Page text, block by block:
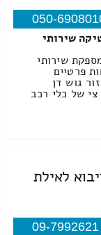
050-
שירותי
שירותי
פרטיים
גוש דן
של כלי רכב
לאילת
09-7992621